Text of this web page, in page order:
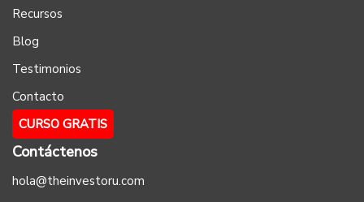
Recursos
Blog
Testimonios
Contacto
CURSO GRATIS
Contáctenos
hola@theinvestoru.com